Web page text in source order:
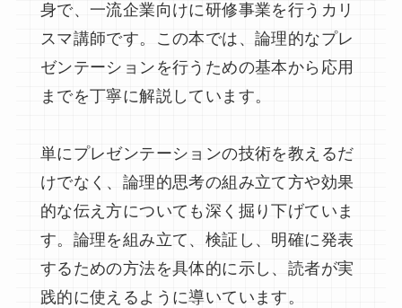
身で、一流企業向けに研修事業を行うカリ
スマ講師です。この本では、論理的なプレ
ゼンテーションを行うための基本から応用
までを丁寧に解説しています。
単にプレゼンテーションの技術を教えるだ
けでなく、論理的思考の組み立て方や効果
的な伝え方についても深く掘り下げていま
す。論理を組み立て、検証し、明確に発表
するための方法を具体的に示し、読者が実
践的に使えるように導いています。